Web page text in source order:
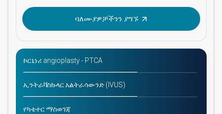
ባለሙያዎቻችንን ያግኙ
ኮርኒነሪ angioplasty - PTCA
ኢንትራቫስኩላር አልትራሳውንድ (IVUS)
የካቴተር ማስወገጃ